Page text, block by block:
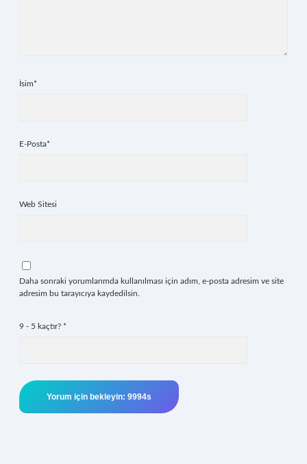
İsim*
E-Posta*
Web Sitesi
Daha sonraki yorumlarımda kullanılması için adım, e-posta adresim ve site
adresim bu tarayıcıya kaydedilsin.
9 - 5 kaçtır? *